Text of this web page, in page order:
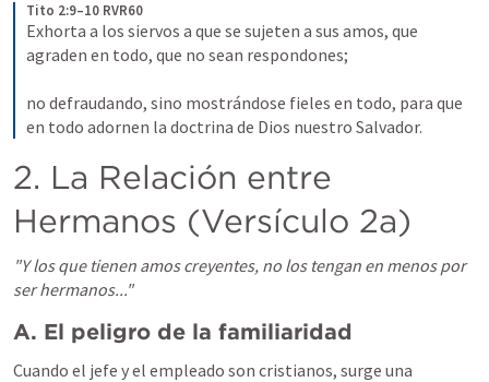
Tito 2:9–10 RVR60
Exhorta a los siervos a que se sujeten a sus amos, que
agraden en todo, que no sean respondones;
no defraudando, sino mostrándose fieles en todo, para que
en todo adornen la doctrina de Dios nuestro Salvador.
2. La Relación entre
Hermanos (Versículo 2a)
"Y los que tienen amos creyentes, no los tengan en menos por
ser hermanos..."
A. El peligro de la familiaridad
Cuando el jefe y el empleado son cristianos, surge una